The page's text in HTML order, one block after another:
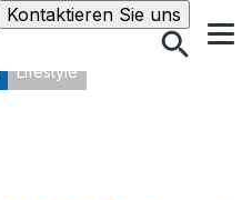
Kontaktieren Sie unsSuche
Lifestyle